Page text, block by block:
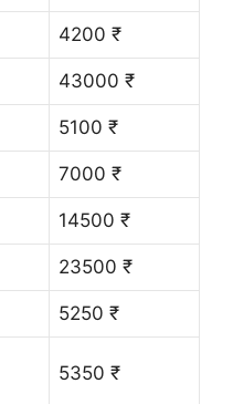
4200 ₹
43000 ₹
5100 ₹
7000 ₹
14500 ₹
23500 ₹
5250 ₹
5350 ₹